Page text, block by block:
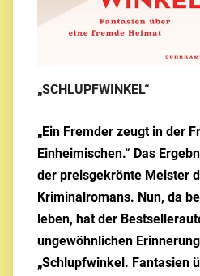
„SCHLUPFWINKEL“
„Ein Fremder zeugt in der
Einheimischen.“ Das
der preisgekrönte Meister
Kriminalromans. Nun, da
leben, hat der
ungewöhnlichen
„Schlupfwinkel. Fantasien